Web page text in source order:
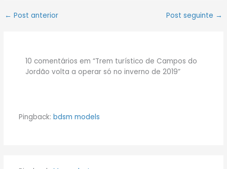
← Post anterior Post seguinte →
10 comentários em “Trem turístico de Campos do
Jordão volta a operar só no inverno de 2019”
Pingback: bdsm models